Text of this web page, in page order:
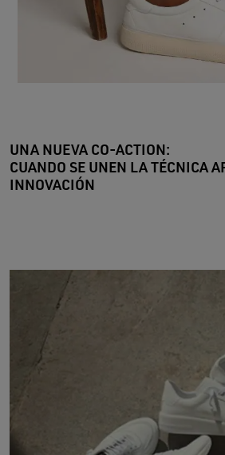
UNA NUEVA CO-ACTION:
CUANDO SE UNEN LA TÉCNICA
INNOVACIÓN